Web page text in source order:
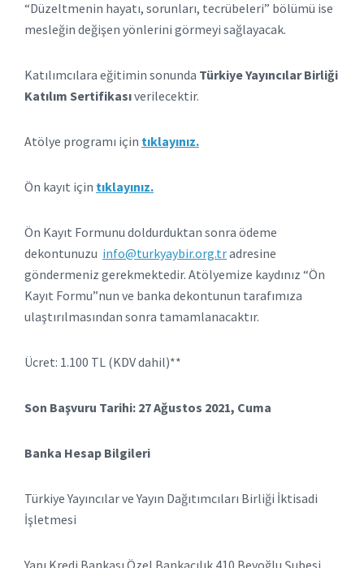
“Düzeltmenin hayatı, sorunları, tecrübeleri” bölümü ise
mesleğin değişen yönlerini görmeyi sağlayacak.
Katılımcılara eğitimin sonunda Türkiye Yayıncılar Birliği
Katılım Sertifikasıverilecektir.
Atölye programı için tıklayınız.
Ön kayıt için tıklayınız.
Ön Kayıt Formunu doldurduktan sonra ödeme
dekontunuzu info@turkyaybir.org.tradresine
göndermeniz gerekmektedir. Atölyemize kaydınız “Ön
Kayıt Formu”nun ve banka dekontunun tarafımıza
ulaştırılmasından sonra tamamlanacaktır.
Ücret: 1.100 TL (KDV dahil)**
Son Başvuru Tarihi: 27 Ağustos 2021, Cuma
Banka Hesap Bilgileri
Türkiye Yayıncılar ve Yayın Dağıtımcıları Birliği İktisadi
İşletmesi